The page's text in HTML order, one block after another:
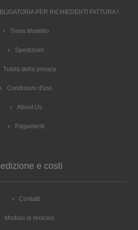
PER RICHIEDENTI FATTURA !
Trova Modello
Spedizioni
Tutela della privacy
Condizioni d'uso
About Us
Pagamenti
e costi
Contatti
Modulo di recesso